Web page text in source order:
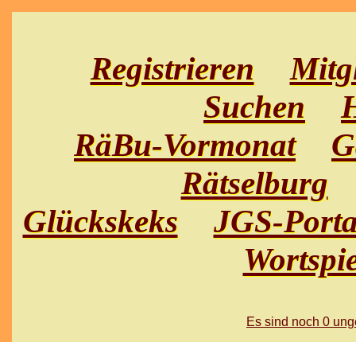
Registrieren
Suchen
RäBu-Vormonat
Rätselburg
Glückskeks
JGS-
Es sind noch 0